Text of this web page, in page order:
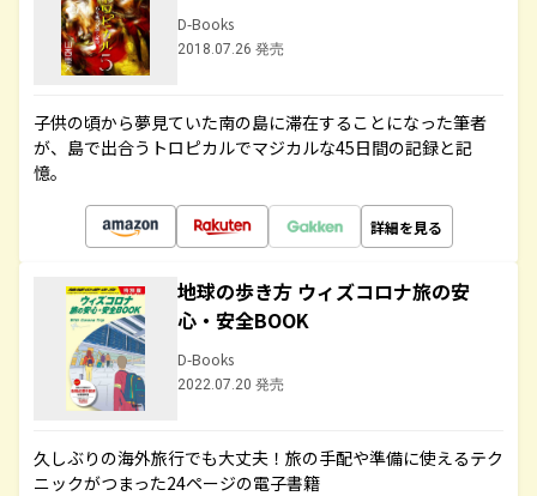
D-Books
2018.07.26 発売
子供の頃から夢見ていた南の島に滞在することになった筆者
が、島で出合うトロピカルでマジカルな45日間の記録と記
憶。
詳細を見る
地球の歩き方 ウィズコロナ旅の安
心・安全BOOK
D-Books
2022.07.20 発売
久しぶりの海外旅行でも大丈夫！旅の手配や準備に使えるテク
ニックがつまった24ページの電子書籍